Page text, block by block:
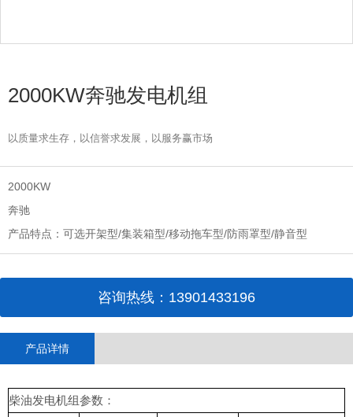
2000KW奔驰发电机组
以质量求生存，以信誉求发展，以服务赢市场
2000KW
奔驰
可选开架型/集装箱型/移动拖车型/防雨罩型/静音型
咨询热线：13901433196
产品详情
柴油发电机组参数：